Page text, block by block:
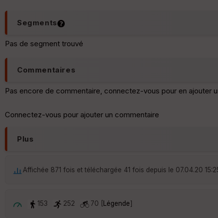
Segments
Pas de segment trouvé
Commentaires
Pas encore de commentaire, connectez-vous pour en ajouter
Connectez-vous pour ajouter un commentaire
Plus
Affichée 871 fois et téléchargée 41 fois depuis le 07.04.20
153 252 70 [ Légende]